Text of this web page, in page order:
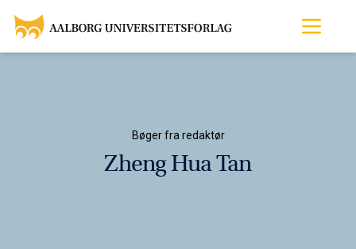
Bøger fra redaktør
Zheng Hua Tan